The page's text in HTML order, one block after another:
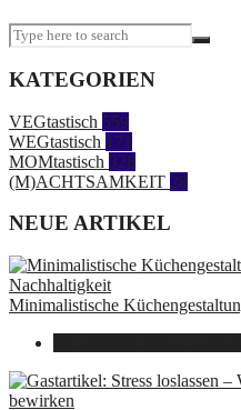
KATEGORIEN
VEGtastisch 559
WEGtastisch 171
MOMtastisch 328
(M)ACHTSAMKEIT 28
NEUE ARTIKEL
Minimalistische